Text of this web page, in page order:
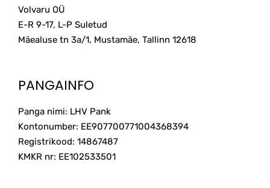
Volvaru OÜ
E-R 9-17, L-P Suletud
Mäealuse tn 3a/1, Mustamäe, Tallinn 12618
PANGAINFO
Panga nimi: LHV Pank
Kontonumber: EE907700771004368394
Registrikood: 14867487
KMKR nr: EE102533501